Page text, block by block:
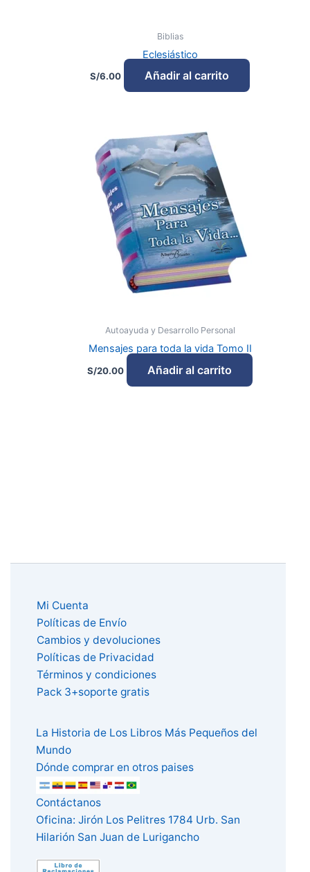
Biblias
Eclesiástico
S/6.00 Añadir al carrito
Autoayuda y Desarrollo Personal
Mensajes para toda la vida Tomo II
S/20.00 Añadir al carrito
Mi Cuenta
Políticas de Envío
Cambios y devoluciones
Políticas de Privacidad
Términos y condiciones
Pack 3+soporte gratis
La Historia de Los Libros Más Pequeños del
Mundo
Dónde comprar en otros paises
Contáctanos
Oficina: Jirón Los Pelitres 1784 Urb. San
Hilarión San Juan de Lurigancho